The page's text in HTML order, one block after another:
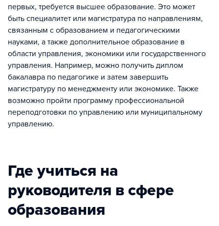
первых, требуется высшее образование. Это может
быть специалитет или магистратура по направлениям,
связанным с образованием и педагогическими
науками, а также дополнительное образование в
области управления, экономики или государственного
управления. Например, можно получить диплом
бакалавра по педагогике и затем завершить
магистратуру по менеджменту или экономике. Также
возможно пройти программу профессиональной
переподготовки по управлению или муниципальному
управлению.
Где учиться на
руководителя в сфере
образования